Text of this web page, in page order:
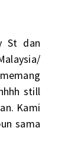
St dan
still
Kami
sama